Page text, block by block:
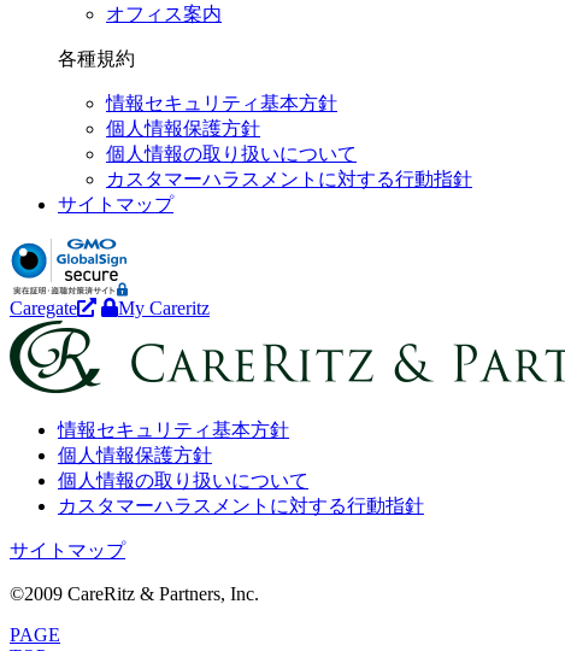
オフィス案内
各種規約
情報セキュリティ基本方針
個人情報保護方針
個人情報の取り扱いについて
カスタマーハラスメントに対する行動指針
サイトマップ
Caregate My Careritz
情報セキュリティ基本方針
個人情報保護方針
個人情報の取り扱いについて
カスタマーハラスメントに対する行動指針
サイトマップ
©2009 CareRitz & Partners, Inc.
PAGE